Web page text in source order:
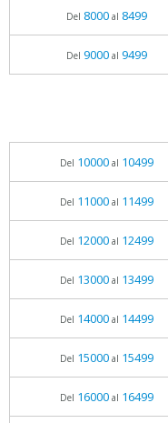
Del 8000al 8499
Del 9000al 9499
Del 10000al 10499
Del 11000al 11499
Del 12000al 12499
Del 13000al 13499
Del 14000al 14499
Del 15000al 15499
Del 16000al 16499